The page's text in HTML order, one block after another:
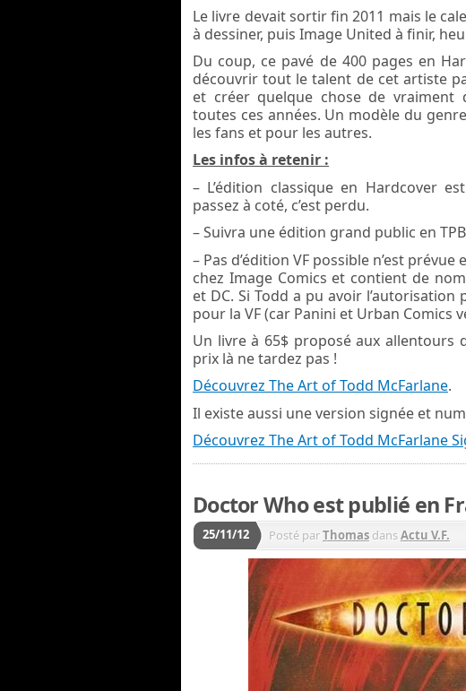
Le livre devait sortir fin 2011 mais le
à dessiner, puis Image United à finir,
Du coup, ce pavé de 400 pages en
découvrir tout le talent de cet artiste
et créer quelque chose de
toutes ces années. Un modèle du
les fans et pour les autres.
Les infos à retenir :
– L’édition classique en Hardcover
passez à coté, c’est perdu.
– Suivra une édition grand public en
– Pas d’édition VF possible n’est
chez Image Comics et contient de
et DC. Si Todd a pu avoir
pour la VF (car Panini et Urban Comics
Un livre à 65$ proposé aux allentours
prix là ne tardez pas !
Découvrez The Art of Todd McFarlane.
Il existe aussi une version signée et
Découvrez The Art of Todd McFarlane
Doctor Who est publié en
25/11/12 Posté parThomas dansActu V.F.